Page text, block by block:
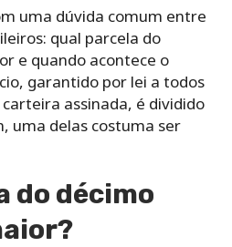
uma dúvida comum entre
qual parcela do
e quando acontece o
garantido por lei a todos
assinada, é dividido
uma delas costuma ser
do décimo